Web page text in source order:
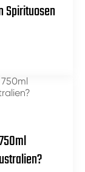
Spirituosen